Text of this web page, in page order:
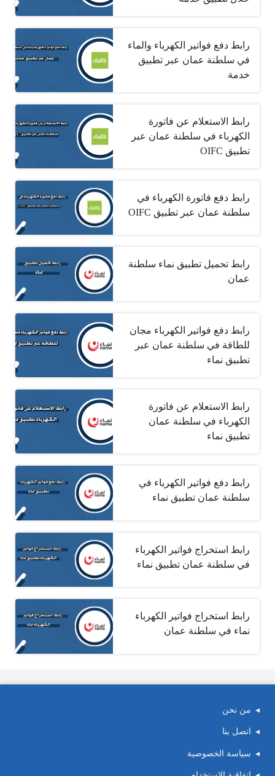
رابط دفع فواتير الكهرباء والماء
في سلطنة عمان عبر تطبيق
خدمة
رابط الاستعلام عن فاتورة
الكهرباء في سلطنة عمان عبر
تطبيق OIFC
رابط دفع فاتورة الكهرباء في
سلطنة عمان عبر تطبيق OIFC
رابط تحميل تطبيق نماء سلطنة
عمان
رابط دفع فواتير الكهرباء مجان
للطاقة في سلطنة عمان عبر
تطبيق نماء
رابط الاستعلام عن فاتورة
الكهرباء في سلطنة عمان
تطبيق نماء
رابط دفع فواتير الكهرباء في
سلطنة عمان تطبيق نماء
رابط استخراج فواتير الكهرباء
في سلطنة عمان تطبيق نماء
رابط استخراج فواتير الكهرباء
نماء في سلطنة عمان
من نحن
اتصل بنا
سياسة الخصوصية